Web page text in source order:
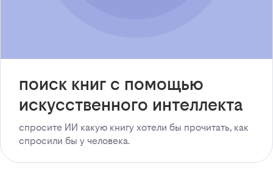
поиск книг с помощью
искусственного интеллекта
спросите ИИ какую книгу хотели бы прочитать, как
спросили бы у человека.